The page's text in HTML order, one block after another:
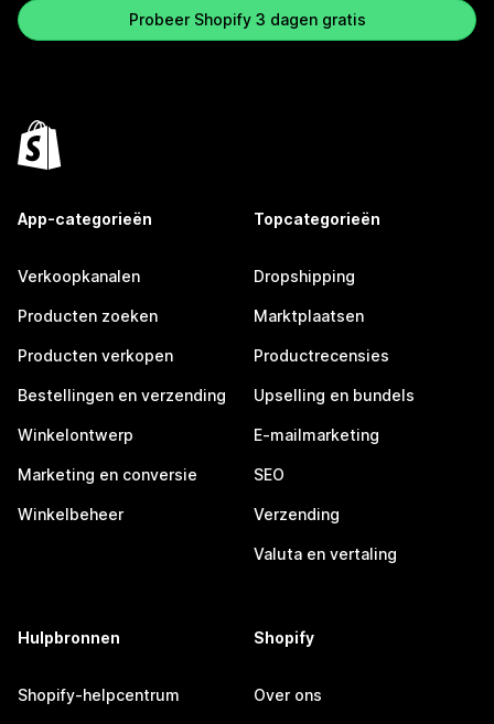
Probeer Shopify 3 dagen gratis
App-categorieën
Verkoopkanalen
Producten zoeken
Producten verkopen
Bestellingen en verzending
Winkelontwerp
Marketing en conversie
Winkelbeheer
Topcategorieën
Dropshipping
Marktplaatsen
Productrecensies
Upselling en bundels
E-mailmarketing
SEO
Verzending
Valuta en vertaling
Hulpbronnen
Shopify-helpcentrum
Shopify
Over ons